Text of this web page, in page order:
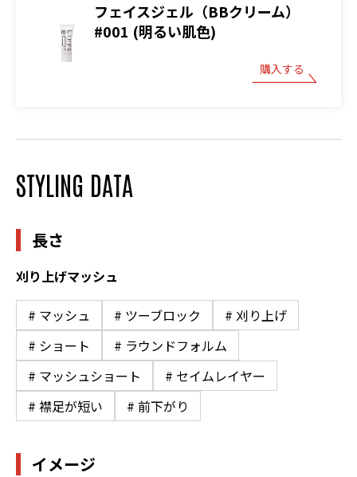
フェイスジェル（BBクリーム）
#001 (明るい肌色)
購入する
STYLING DATA
長さ
刈り上げマッシュ
# マッシュ # ツーブロック
# 刈り上げ
# ショート
# ラウンドフォルム
# マッシュショート
# セイムレイヤー
# 襟足が短い
# 前下がり
イメージ